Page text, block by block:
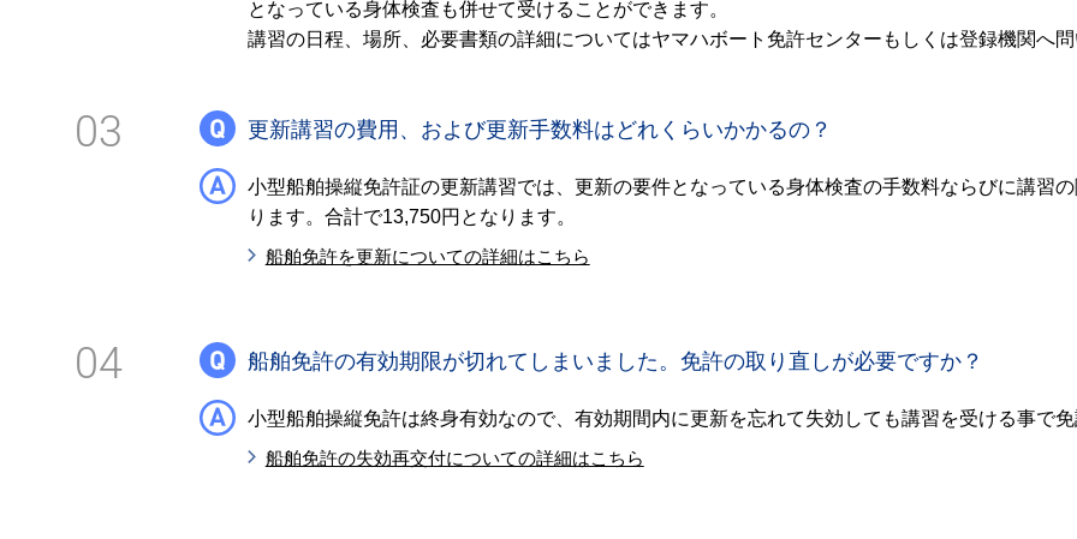
となっている身体検査も併せて受けることができます。
講習の日程、場所、必要書類の詳細についてはヤマハボート免許センターもしくは登録機関へ問
03 更新講習の費用、および更新手数料はどれくらいかかるの？
小型船舶操縦免許証の更新講習では、更新の要件となっている身体検査の手数料ならびに講習
ります。合計で13,750円となります。
船舶免許を更新についての詳細はこちら
04 船舶免許の有効期限が切れてしまいました。免許の取り直しが必要ですか？
小型船舶操縦免許は終身有効なので、有効期間内に更新を忘れて失効しても講習を受ける事で
船舶免許の失効再交付についての詳細はこちら